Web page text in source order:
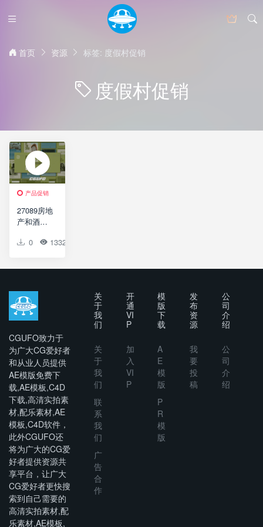
首页 资源 标签: 度假村促销
度假村促销
产品促销
27089房地
产和酒店
促销AE模
and Hotel
Promo
0 1332
CGUFO致力于
为广大CG爱好者
和从业人员提供
AE模版免费下
载,AE模板,C4D
下载,高清实拍素
材,配乐素材,AE
模板,C4D软件，
此外CGUFO还
将为广大的CG爱
好者提供资源共
享平台，让广大
CG爱好者更快搜
索到自己需要的
高清实拍素材,配
乐素材,AE模板,
关
于
我
们
关
于
我
们
联
系
我
们
广
告
合
作
开
通
VI
P
加
入
VI
P
模
版
下
载
A
E
模
版
P
R
模
版
发
布
资
源
我
要
投
稿
公
司
介
绍
公
司
介
绍